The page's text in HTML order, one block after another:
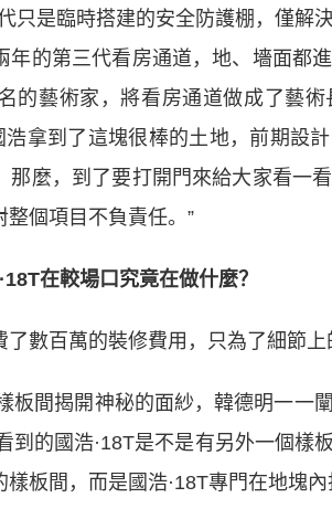
是臨時搭建的安全防護棚，僅解
年的第三代看房通道，地、墻面都
的藝術家，將看房通道做成了藝
浩拿到了這塊很棒的土地，前期設
那麼，到了要打開門來給大家看一
個項目不負責任。”
在較場口究竟在做什麼？
百萬的裝修費用，只為了細節上
間揭開神秘的面紗，韓德明一一
到的國浩·18T是不是有另外一個樣
板間，而是國浩·18T專門在地塊內